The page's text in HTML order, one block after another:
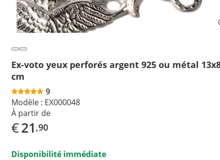
Ex-voto yeux perforés argent 925 ou métal
cm
9
Modèle : EX000048
À partir de
€21 ,90
Disponibilité immédiate